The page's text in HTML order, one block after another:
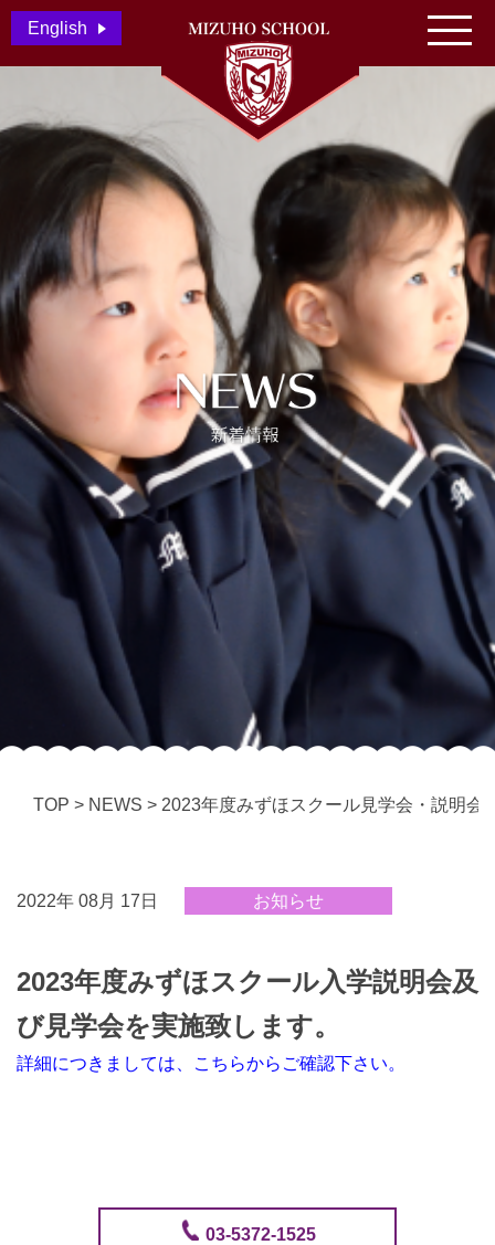
English
TOP > NEWS > 2023年度みずほスクール見学会・説明会
2022年 08月 17日 お知らせ
2023年度みずほスクール入学説明会及
び見学会を実施致します。
詳細につきましては、こちらからご確認下さい。
03-5372-1525